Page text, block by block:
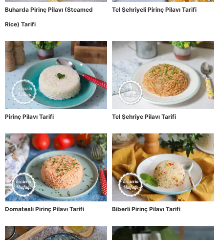
Buharda Pirinç Pilavı (Steamed
Rice) Tarifi
Tel Şehriyeli Pirinç Pilavı Tarifi
Pirinç Pilavı Tarifi Tel Şehriye Pilavı Tarifi
Domatesli Pirinç Pilavı Tarifi Biberli Pirinç Pilavı Tarifi